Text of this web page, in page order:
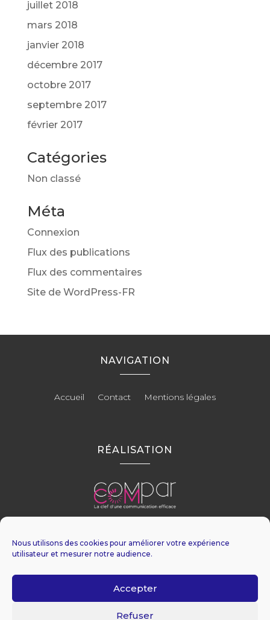
Nous utilisons des cookies pour améliorer votre expérience
utilisateur et mesurer notre audience.
Accepter
Refuser
juillet 2018
mars 2018
janvier 2018
décembre 2017
octobre 2017
septembre 2017
février 2017
Catégories
Non classé
Méta
Connexion
Flux des publications
Flux des commentaires
Site de WordPress-FR
NAVIGATION
Accueil Contact Mentions légales
RÉALISATION